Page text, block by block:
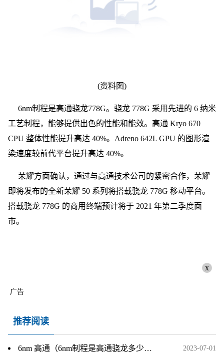
(资料图)
6nm制程是高通骁龙778G。骁龙 778G 采用先进的 6 纳米
工艺制程，能够提供出色的性能和能效。高通 Kryo 670
CPU 整体性能提升高达 40%。Adreno 642L GPU 的图形渲
染速度较前代平台提升高达 40%。
荣耀方面确认，通过与高通技术公司的紧密合作，荣耀
即将发布的全新荣耀 50 系列将搭载骁龙 778G 移动平台。
搭载骁龙 778G 的商用终端预计将于 2021 年第二季度面
市。
x
广告
推荐阅读
6nm 高通（6nm制程是高通骁龙多少）-当前关注 2023-07-01